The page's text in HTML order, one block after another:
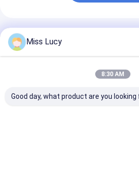
Συνιστώμενα Προϊόντα
Miss Lucy
8:30 AM
Good day, what product are you looking